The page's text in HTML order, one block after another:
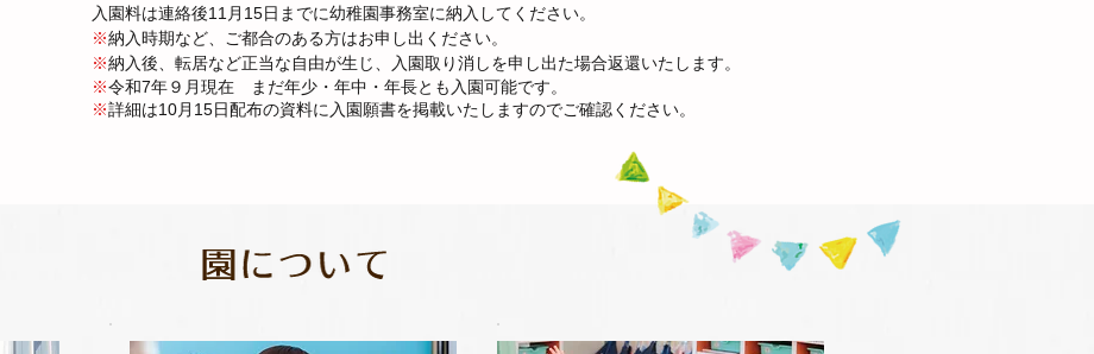
入園料は連絡後11月15日までに幼稚園事務室に納入してください。
※納入時期など、ご都合のある方はお申し出ください。
※納入後、転居など正当な自由が生じ、入園取り消しを申し出た場合返還いたします。
※令和7年９月現在 まだ年少・年中・年長とも入園可能です。
※詳細は10月15日配布の資料に入園願書を掲載いたしますのでご確認ください。